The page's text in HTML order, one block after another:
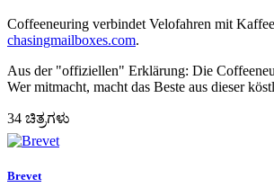
Coffeeneuring verbindet Velofahren mit
chasingmailboxes.com.
Aus der "offiziellen" Erklärung: Die
Wer mitmacht, macht das Beste aus dieser
34 ಚಿತ್ರಗಳು
Brevet